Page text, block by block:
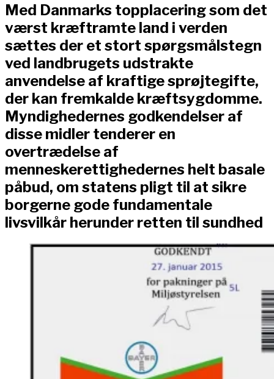
Med Danmarks topplacering som det
værst kræftramte land i verden
sættes der et stort spørgsmålstegn
ved landbrugets udstrakte
anvendelse af kraftige sprøjtegifte,
der kan fremkalde kræftsygdomme.
Myndighedernes godkendelser af
disse midler tenderer en
overtrædelse af
menneskerettighedernes helt basale
påbud, om statens pligt til at sikre
borgerne gode fundamentale
livsvilkår herunder retten til sundhed